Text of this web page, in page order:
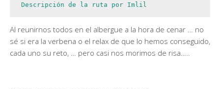
Descripción de la ruta por Imlil
Al reunirnos todos en el albergue a la hora de cenar … no
sé si era la verbena o el relax de que lo hemos conseguido,
cada uno su reto, … pero casi nos morimos de risa…..